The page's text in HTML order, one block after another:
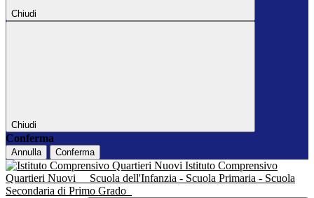
Chiudi
Chiudi
Conferma
Annulla Conferma
Istituto Comprensivo
Quartieri Nuovi
Scuola dell'Infanzia - Scuola Primaria - Scuola
Secondaria di Primo Grado